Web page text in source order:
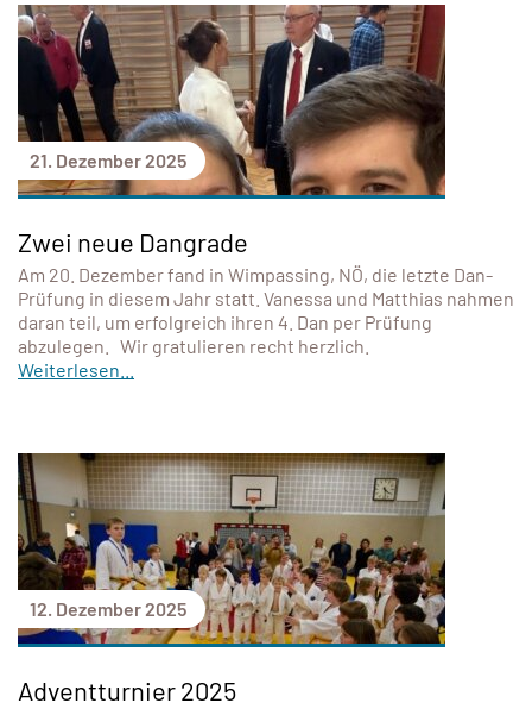
21. Dezember 2025
Zwei neue Dangrade
Am 20. Dezember fand in Wimpassing, NÖ, die letzte Dan-
Prüfung in diesem Jahr statt. Vanessa und Matthias nahmen
daran teil, um erfolgreich ihren 4. Dan per Prüfung
abzulegen. Wir gratulieren recht herzlich.
Weiterlesen...
12. Dezember 2025
Adventturnier 2025